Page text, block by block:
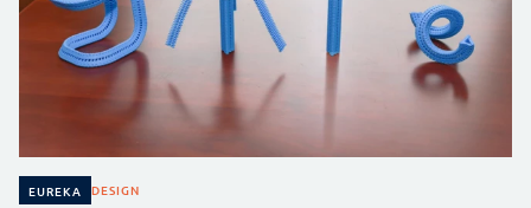
EUREKA DESIGN